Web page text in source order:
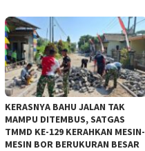
KERASNYA BAHU JALAN TAK
MAMPU DITEMBUS, SATGAS
TMMD KE-129 KERAHKAN MESIN-
MESIN BOR BERUKURAN BESAR